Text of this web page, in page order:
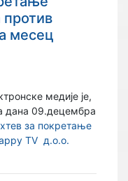
против
месец
медије је,
дана 09.децембра
за покретање
TV д.о.о.